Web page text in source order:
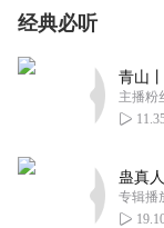
经典必听
主播粉
专辑播